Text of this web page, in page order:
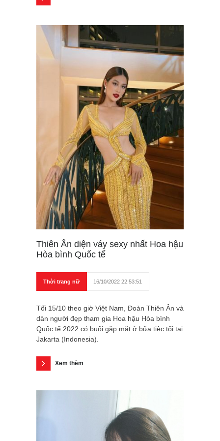
Thiên Ân diện váy sexy nhất Hoa hậu
Hòa bình Quốc tế
Thời trang nữ 16/10/2022 22:53:51
Tối 15/10 theo giờ Việt Nam, Đoàn Thiên Ân và
dàn người đẹp tham gia Hoa hậu Hòa bình
Quốc tế 2022 có buổi gặp mặt ở bữa tiệc tối tại
Jakarta (Indonesia).
Xem thêm